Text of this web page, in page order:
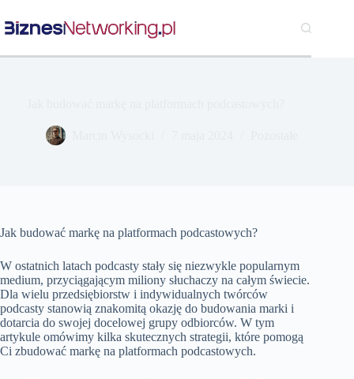
do
treści
Jak budować markę na platformach podcastowych?
W ostatnich latach podcasty stały się niezwykle popularnym
medium, przyciągającym miliony słuchaczy na całym świecie.
Dla wielu przedsiębiorstw i indywidualnych twórców
podcasty stanowią znakomitą okazję do budowania marki i
dotarcia do swojej docelowej grupy odbiorców. W tym
artykule omówimy kilka skutecznych strategii, które pomogą
Ci zbudować markę na platformach podcastowych.